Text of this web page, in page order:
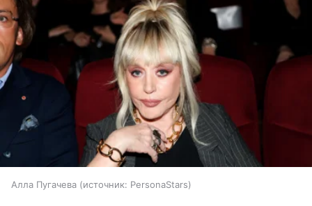
Алла Пугачева источник: PersonaStars